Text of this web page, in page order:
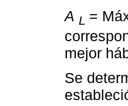
A L =
mejor
Se